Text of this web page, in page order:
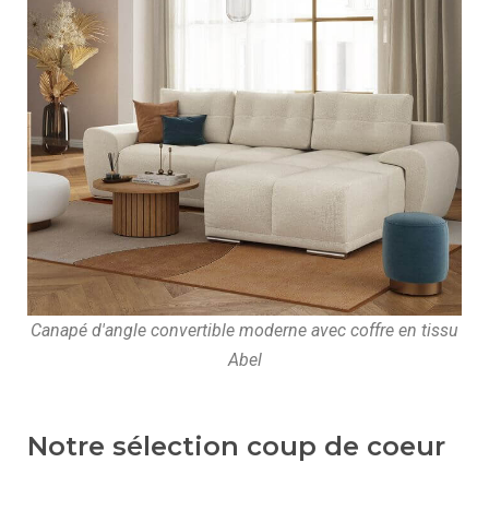
Canapé d'angle convertible moderne avec coffre en tissu
Abel
Notre sélection coup de coeur